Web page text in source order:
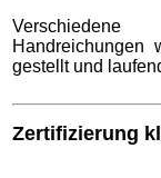
Handreichungen
gestellt und
Zertifizierung